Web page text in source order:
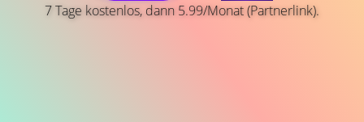
7 Tage kostenlos, dann 5.99/Monat (Partnerlink).